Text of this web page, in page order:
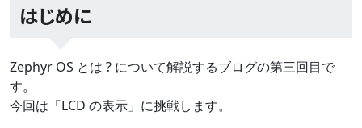
はじめに
Zephyr OS とは ? について解説するブログの第三回目で
す。
今回は「LCD の表示」に挑戦します。